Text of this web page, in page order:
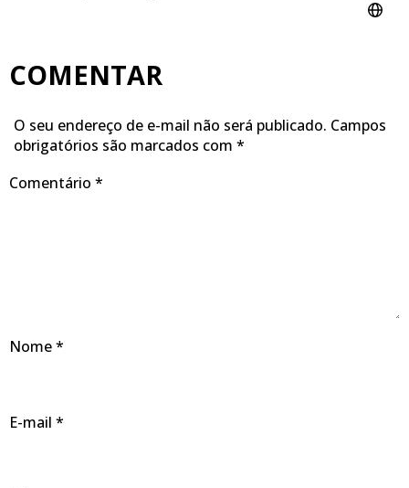
COMENTAR
O seu endereço de e-mail não será publicado. Campos
obrigatórios são marcados com *
Comentário *
Nome*
E-mail *